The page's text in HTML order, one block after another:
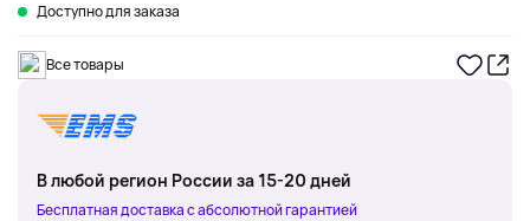
Доступно для заказа
Все товары
В любой регион России за 15-20 дней
Бесплатная доставка с абсолютной гарантией